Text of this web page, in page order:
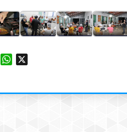
FacebookWhatsApp